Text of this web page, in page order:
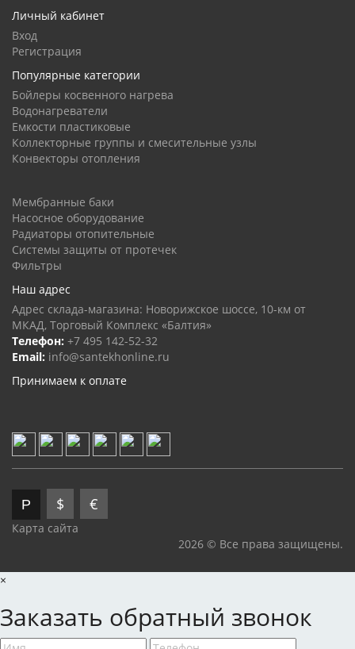
Личный кабинет
Вход
Регистрация
Популярные категории
Бойлеры косвенного нагрева
Водонагреватели
Емкости пластиковые
Коллекторные группы и смесительные узлы
Конвекторы отопления
Мембранные баки
Насосное оборудование
Радиаторы отопительные
Системы защиты от протечек
Фильтры
Наш адрес
Адрес склада-магазина: Новорижское шоссе, 10-км от
МКАД, Торговый Комплекс «Балтия»
Телефон: +7 495 142-52-32
Email: info@santekhonline.ru
Принимаем к оплате
Р $ €
Карта сайта
2026 © Все права защищены.
×
Заказать обратный звонок